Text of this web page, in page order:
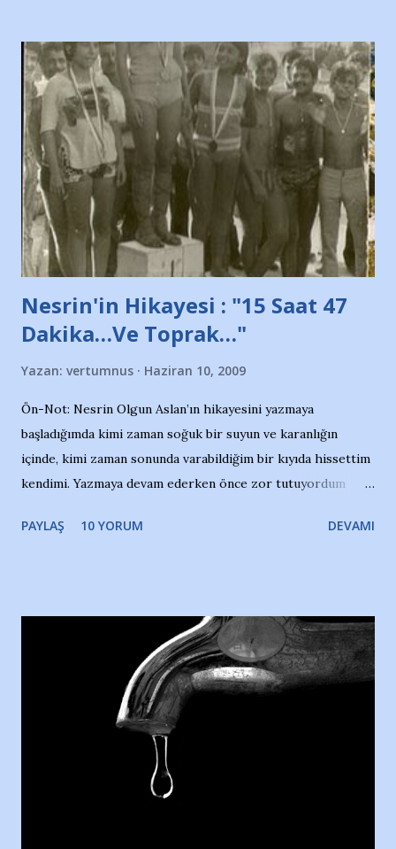
ve ürünlerini Bursa şehrinde görmek istemediklerini bir
protesto eylemiyle açıkladıklarını bildiriyordu.. Bu grup
adına açıklama yapan şahsı muhterem(!) ''Açık ve net olarak
söylüyoruz. Bu son uyarımızdır. Bunun yanısıra, bu takımlara
ait tanıtıcı ilanların asılmasına izin veren Bursa Büyükşehir
Belediyesi ile mağazaların bulunduğu alışveriş merkezlerini
de kınıyoruz'' diye de eklemiş .. Blogumuzda okuduğum bu
yazının hemen ardından bu habe...
Nesrin'in Hikayesi : "15 Saat 47
Dakika…Ve Toprak…"
Yazan: vertumnus Haziran 10, 2009
Ön-Not: Nesrin Olgun Aslan’ın hikayesini yazmaya
başladığımda kimi zaman soğuk bir suyun ve karanlığın
içinde, kimi zaman sonunda varabildiğim bir kıyıda hissettim
kendimi. Yazmaya devam ederken önce zor tutuyordum
Yazımı, ağlayarak bitirebildim ancak…Kendisinin web
Nesrin’in Hikayesi’ne başlıyorum… 1964 Adana Yüzme
havuzunun kenarında 7 yaşında kara kuru bir kız çocuğu
duruyor. Havuzun içinde Adana Demirspor Kulübü
yüzücüleri. Erkekler çoğunlukta. Küçük kız etrafına bakıyor.
Sadece 4 kız çocuğu var. Nesrin, Adana Demirspor’un 4
kızından biri oluyor o gün…Giriyor havuza. 1973 – 1975
Adana Nesrin, 16 yaşında. Yüzüyor. 7 yaşında girdiği
PAYLAŞ 10 YORUM DEVAMI